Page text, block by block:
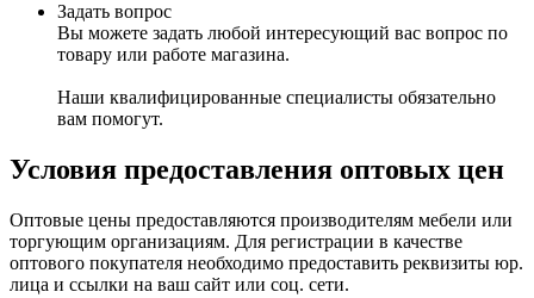
Задать вопрос
Вы можете задать любой интересующий вас вопрос по
товару или работе магазина.
Наши квалифицированные специалисты обязательно
вам помогут.
Условия предоставления оптовых цен
Оптовые цены предоставляются производителям мебели или
торгующим организациям. Для регистрации в качестве
оптового покупателя необходимо предоставить реквизиты юр.
лица и ссылки на ваш сайт или соц. сети.